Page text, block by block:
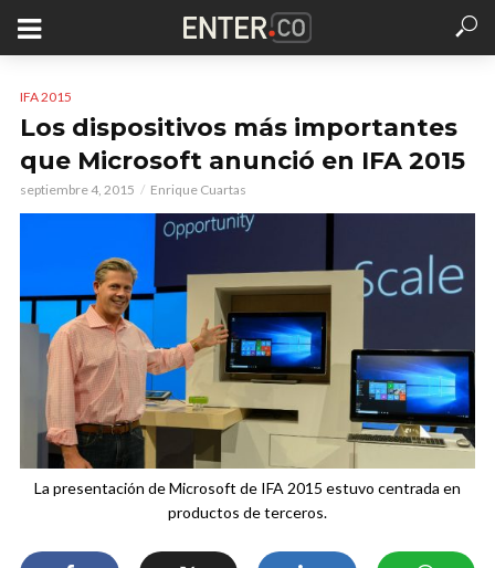
IFA 2015
Los dispositivos más importantes
que Microsoft anunció en IFA 2015
septiembre 4, 2015 Enrique Cuartas
La presentación de Microsoft de IFA 2015 estuvo centrada en
productos de terceros.